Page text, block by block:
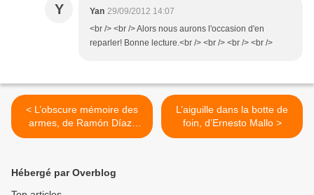
Y Yan 29/09/2012 14:07
<br /> <br /> Alors nous aurons l'occasion d'en
reparler! Bonne lecture.<br /> <br /> <br /> <br />
< L’obscure mémoire des
armes, de Ramón Díaz-
Eterovic
L’aiguille dans la botte de
foin, d’Ernesto Mallo >
Hébergé par Overblog